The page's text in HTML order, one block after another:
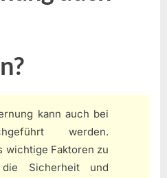
kann auch bei
werden.
wichtige Faktoren zu
Sicherheit und